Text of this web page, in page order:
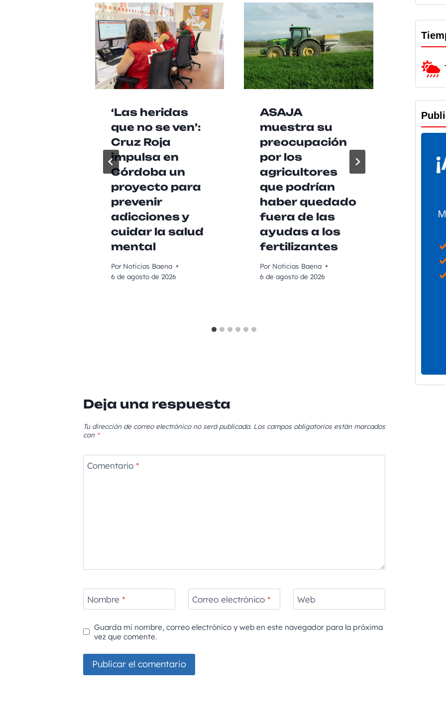
‘Las heridas
que no se ven’:
Cruz Roja
impulsa en
Córdoba un
proyecto para
prevenir
adicciones y
cuidar la salud
mental
Por Noticias Baena
6 de agosto de 2026
ASAJA
muestra su
preocupación
por los
agricultores
que podrían
haber quedado
fuera de las
ayudas a los
fertilizantes
Por Noticias Baena
6 de agosto de 2026
Las
de
para
su
6 de
Deja una respuesta
Tu dirección de correo electrónico no será publicada. Los campos obligatorios están marcados
con *
Comentario *
Nombre * Correo electrónico* Web
Guarda mi nombre, correo electrónico y web en este navegador para la próxima
vez que comente.